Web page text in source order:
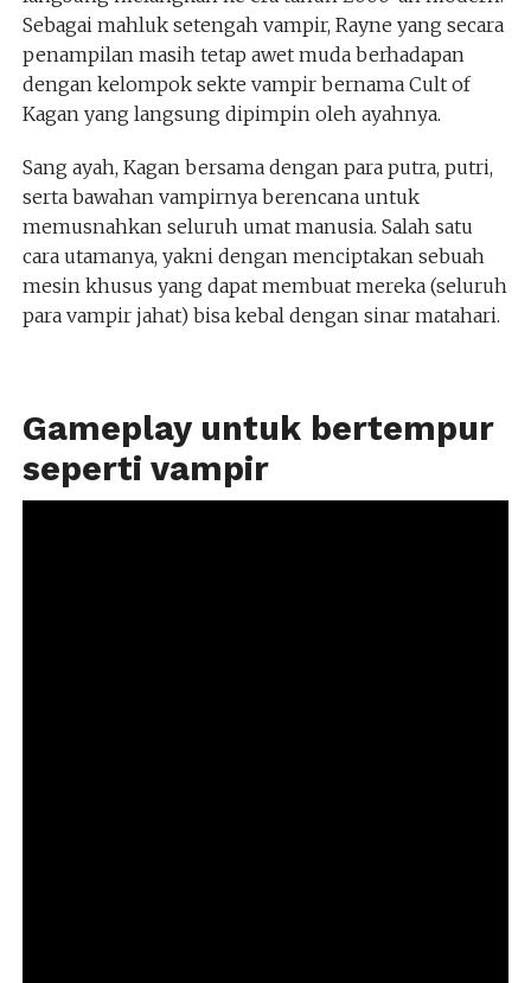
Sebagai mahluk setengah vampir, Rayne yang secara
penampilan masih tetap awet muda berhadapan
dengan kelompok sekte vampir bernama Cult of
Kagan yang langsung dipimpin oleh ayahnya.
Sang ayah, Kagan bersama dengan para putra, putri,
serta bawahan vampirnya berencana untuk
memusnahkan seluruh umat manusia. Salah satu
cara utamanya, yakni dengan menciptakan sebuah
mesin khusus yang dapat membuat mereka (seluruh
para vampir jahat) bisa kebal dengan sinar matahari.
Gameplay untuk bertempur
seperti vampir